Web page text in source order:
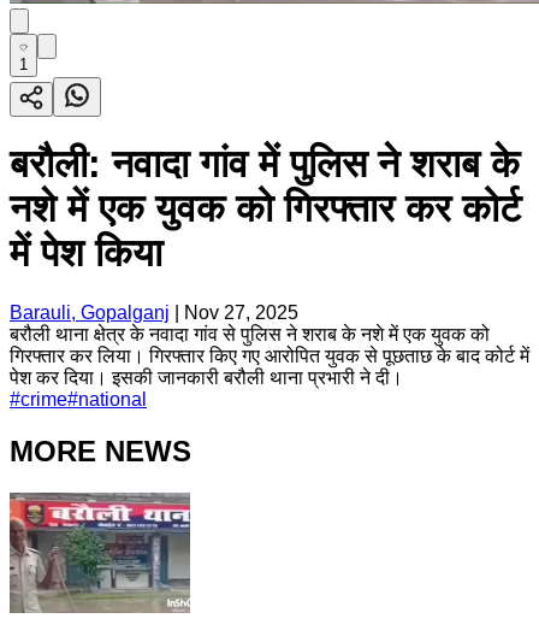
1
बरौली: नवादा गांव में पुलिस ने शराब के
नशे में एक युवक को गिरफ्तार कर कोर्ट
में पेश किया
Barauli, Gopalganj
Nov 27, 2025
बरौली थाना क्षेत्र के नवादा गांव से पुलिस ने शराब के नशे में एक युवक को
गिरफ्तार कर लिया। गिरफ्तार किए गए आरोपित युवक से पूछताछ के बाद कोर्ट में
पेश कर दिया। इसकी जानकारी बरौली थाना प्रभारी ने दी।
#crime#national
MORE NEWS